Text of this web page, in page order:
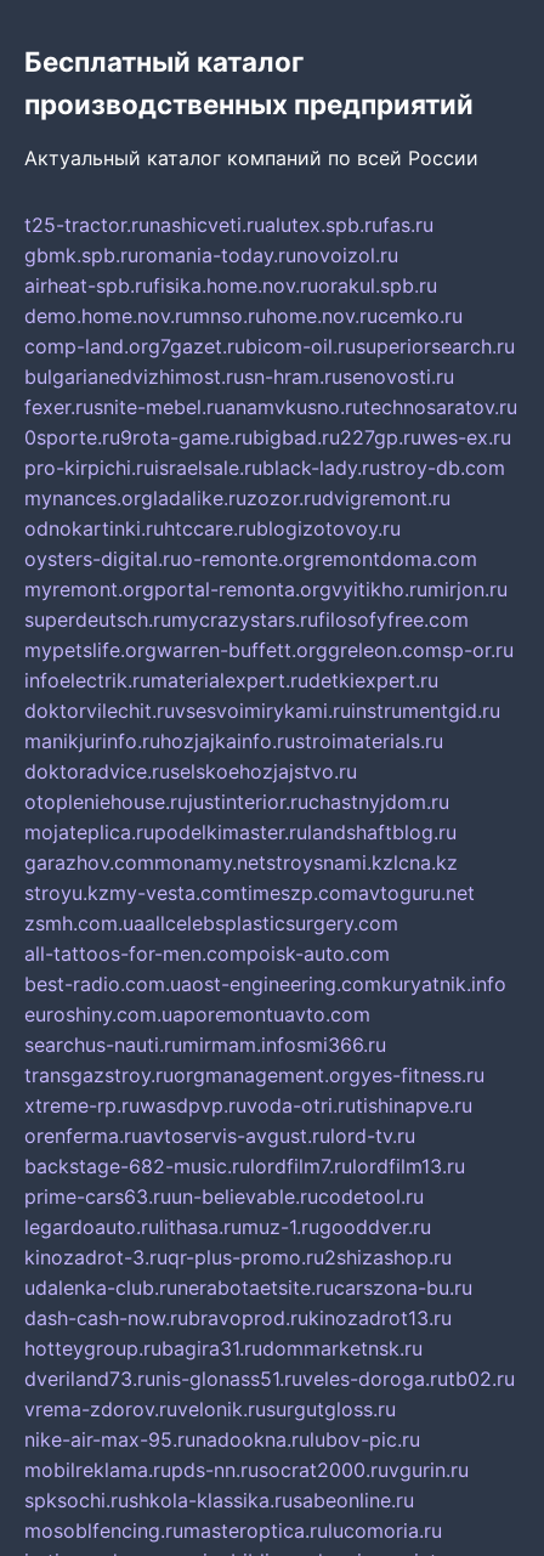
Бесплатный каталог
производственных предприятий
Актуальный каталог компаний по всей России
t25-tractor.runashicveti.rualutex.spb.rufas.ru
gbmk.spb.ruromania-today.runovoizol.ru
airheat-spb.rufisika.home.nov.ruorakul.spb.ru
demo.home.nov.rumnso.ruhome.nov.rucemko.ru
comp-land.org7gazet.rubicom-oil.rusuperiorsearch.ru
bulgarianedvizhimost.rusn-hram.rusenovosti.ru
fexer.rusnite-mebel.ruanamvkusno.rutechnosaratov.ru
0sporte.ru9rota-game.rubigbad.ru227gp.ruwes-ex.ru
pro-kirpichi.ruisraelsale.rublack-lady.rustroy-db.com
mynances.orgladalike.ruzozor.rudvigremont.ru
odnokartinki.ruhtccare.rublogizotovoy.ru
oysters-digital.ruo-remonte.orgremontdoma.com
myremont.orgportal-remonta.orgvyitikho.rumirjon.ru
superdeutsch.rumycrazystars.rufilosofyfree.com
mypetslife.orgwarren-buffett.orggreleon.comsp-or.ru
infoelectrik.rumaterialexpert.rudetkiexpert.ru
doktorvilechit.ruvsesvoimirykami.ruinstrumentgid.ru
manikjurinfo.ruhozjajkainfo.rustroimaterials.ru
doktoradvice.ruselskoehozjajstvo.ru
otopleniehouse.rujustinterior.ruchastnyjdom.ru
mojateplica.rupodelkimaster.rulandshaftblog.ru
garazhov.commonamy.netstroysnami.kzlcna.kz
stroyu.kzmy-vesta.comtimeszp.comavtoguru.net
zsmh.com.uaallcelebsplasticsurgery.com
all-tattoos-for-men.compoisk-auto.com
best-radio.com.uaost-engineering.comkuryatnik.info
euroshiny.com.uaporemontuavto.com
searchus-nauti.rumirmam.infosmi366.ru
transgazstroy.ruorgmanagement.orgyes-fitness.ru
xtreme-rp.ruwasdpvp.ruvoda-otri.rutishinapve.ru
orenferma.ruavtoservis-avgust.rulord-tv.ru
backstage-682-music.rulordfilm7.rulordfilm13.ru
prime-cars63.ruun-believable.rucodetool.ru
legardoauto.rulithasa.rumuz-1.rugooddver.ru
kinozadrot-3.ruqr-plus-promo.ru2shizashop.ru
udalenka-club.runerabotaetsite.rucarszona-bu.ru
dash-cash-now.rubravoprod.rukinozadrot13.ru
hotteygroup.rubagira31.rudommarketnsk.ru
dveriland73.runis-glonass51.ruveles-doroga.rutb02.ru
vrema-zdorov.ruvelonik.rusurgutgloss.ru
nike-air-max-95.runadookna.rulubov-pic.ru
mobilreklama.rupds-nn.rusocrat2000.ruvgurin.ru
spksochi.rushkola-klassika.rusabeonline.ru
mosoblfencing.rumasteroptica.rulucomoria.ru